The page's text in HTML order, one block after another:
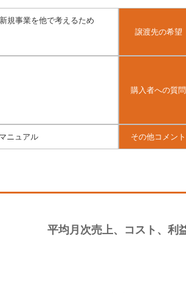
規事業を他で考えるため
譲渡先の希望
購入者への質問
ニュアル その他コメント